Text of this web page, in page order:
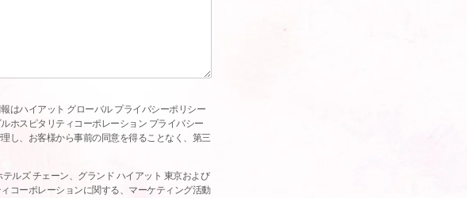
はハイアット グローバル プライバシーポリシー
ホスピタリティコーポレーション プライバシー
し、お客様から事前の同意を得ることなく、第三
ルズ チェーン、グランド ハイアット 東京および
コーポレーションに関する、マーケティング活動